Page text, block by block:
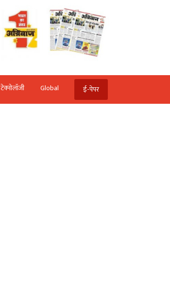
टेक्‍नोलॉजी Global ई-पेपर